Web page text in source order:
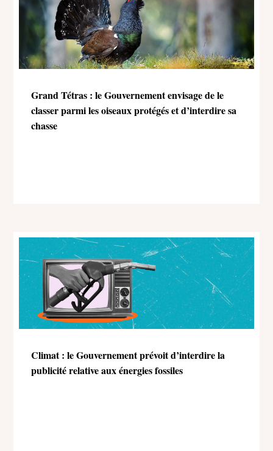
Grand Tétras : le Gouvernement envisage de le
classer parmi les oiseaux protégés et d’interdire sa
chasse
Climat : le Gouvernement prévoit d’interdire la
publicité relative aux énergies fossiles